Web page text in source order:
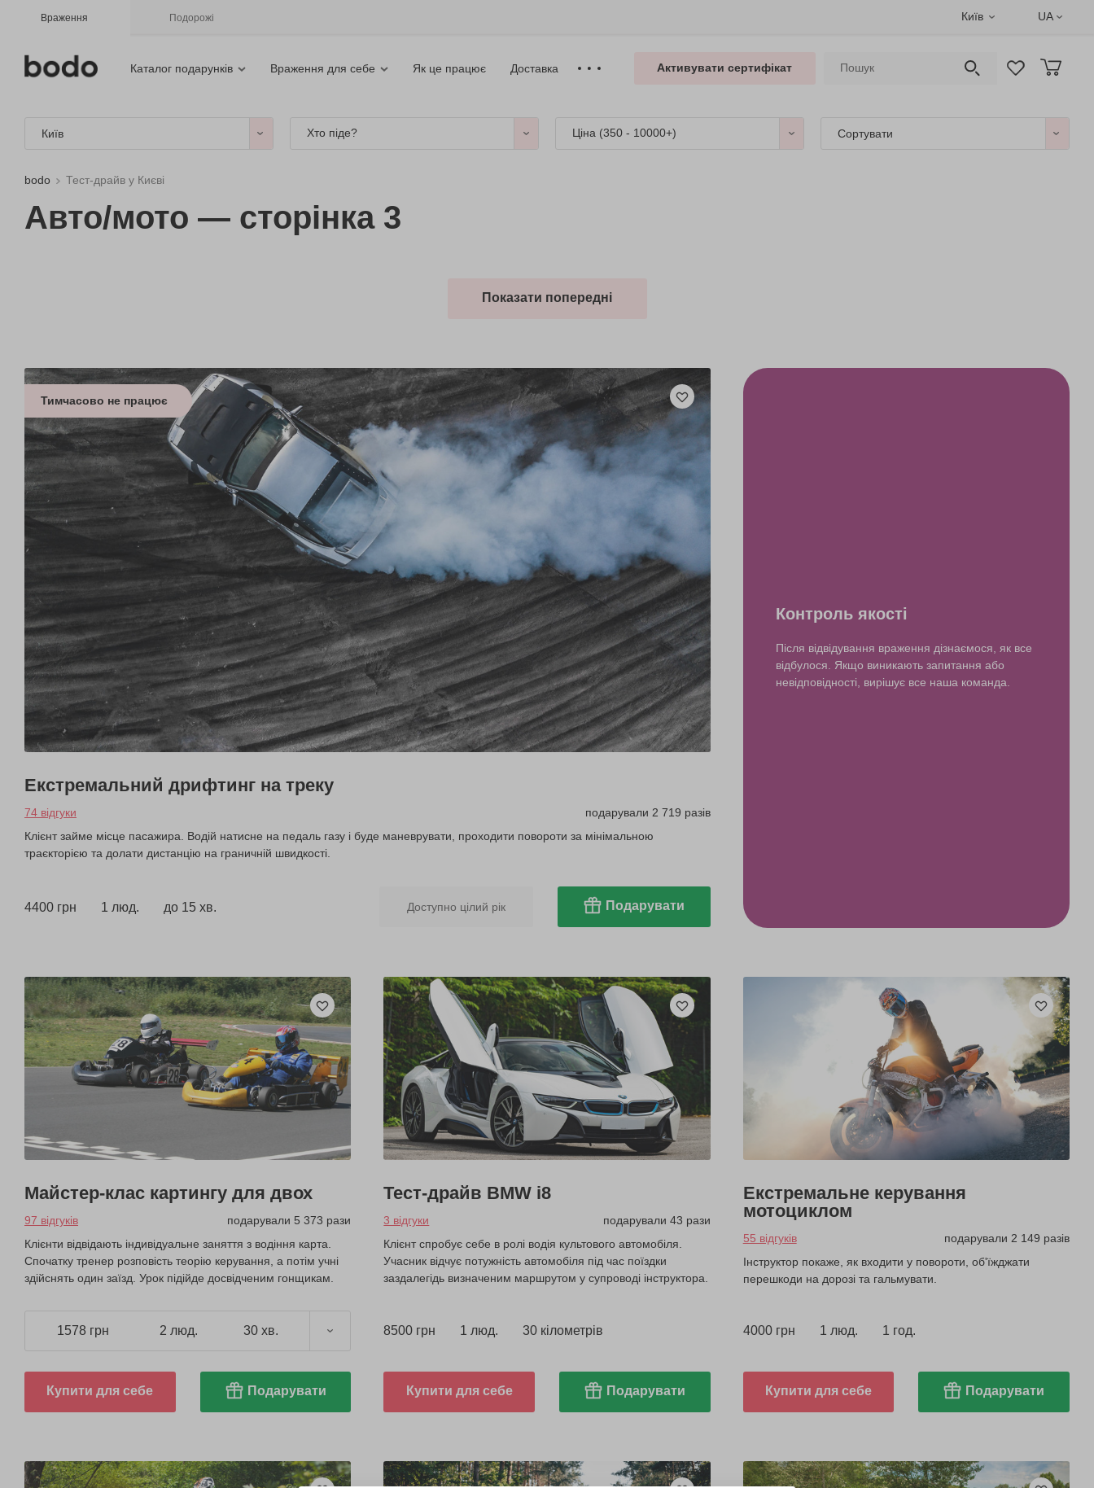
Враження Подорожі Київ UA
Каталог подарунків Враження для себе Як це працює Доставка Активувати сертифікат
Київ Хто піде? Ціна (350 - 10000+) Сортувати
bodo Тест-драйв у Києві
Авто/мото — сторінка 3
Показати попередні
Тимчасово не працює
Екстремальний дрифтинг на треку
74 відгуки
подарували 2 719 разів
Клієнт займе місце пасажира. Водій натисне на педаль газу і буде маневрувати, проходити повороти за мінімальною
траєкторією та долати дистанцію на граничній швидкості.
4400 грн 1 люд. до 15 хв. Доступно цілий рік Подарувати
Контроль якості
Після відвідування враження дізнаємося, як все
відбулося. Якщо виникають запитання або
невідповідності, вирішує все наша команда.
Майстер-клас картингу для двох
97 відгуків
подарували 5 373 рази
Клієнти відвідають індивідуальне заняття з водіння карта.
Спочатку тренер розповість теорію керування, а потім учні
здійснять один заїзд. Урок підійде досвідченим гонщикам.
1578 грн 2 люд. 30 хв.
Купити для себе Подарувати
Тест-драйв BMW i8
3 відгуки
подарували 43 рази
Клієнт спробує себе в ролі водія культового автомобіля.
Учасник відчує потужність автомобіля під час поїздки
заздалегідь визначеним маршрутом у супроводі інструктора.
8500 грн 1 люд. 30 кілометрів
Купити для себе Подарувати
Екстремальне керування
мотоциклом
55 відгуків
подарували 2 149 разів
Інструктор покаже, як входити у повороти, об'їжджати
перешкоди на дорозі та гальмувати.
4000 грн 1 люд. 1 год.
Купити для себе Подарувати